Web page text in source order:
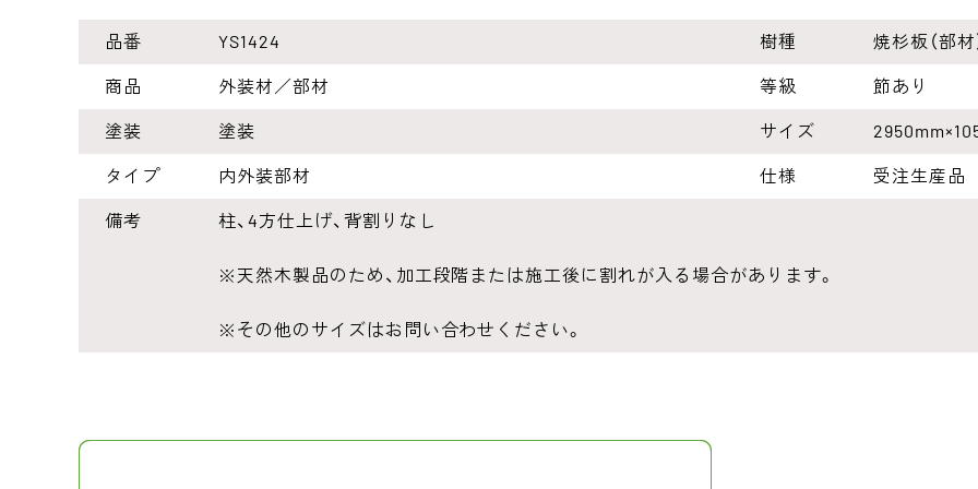
品番 YS1424 樹種 焼杉板（部材
商品 外装材／部材 等級 節あり
塗装 塗装 サイズ
タイプ 内外装部材 仕様 受注生産品
備考 柱、4方仕上げ、背割りなし
※天然木製品のため、加工段階または施工後に割れが入る場合があります。
※その他のサイズはお問い合わせください。